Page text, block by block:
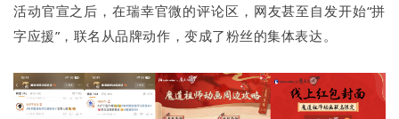
活动官宣之后，在瑞幸官微的评论区，网友甚至自发开始“拼
字应援”，联名从品牌动作，变成了粉丝的集体表达。